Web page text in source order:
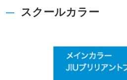
スクールカラー